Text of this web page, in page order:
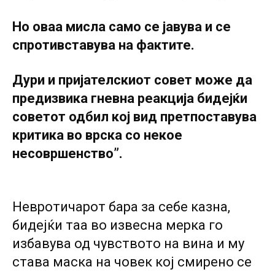
Но оваа мисла само се јавува и се
спротивставува на фактите.
Дури и пријателскиот совет може да
предизвика гневна реакција бидејќи
советот одбил кој вид претпоставува
критика во врска co некое
несовршенство”.
Невротичарот бара за себе казна,
бидејќи таа во извесна мерка го
избавува од чувството на вина и му
става маска на човек кој смирено се